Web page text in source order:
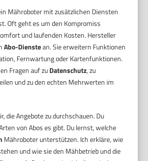
Mähroboter mit zusätzlichen Diensten
Oft geht es um den Kompromiss
und laufenden Kosten. Hersteller
Abo-Dienstean. Sie erweitern Funktionen
Fernwartung oder Kartenfunktionen.
Fragen auf zuDatenschutz, zu
und zu den echten Mehrwerten im
die Angebote zu durchschauen. Du
von Abos es gibt. Du lernst, welche
Mähroboter unterstützen. Ich erkläre, wie
und wie sie den Mähbetrieb und die